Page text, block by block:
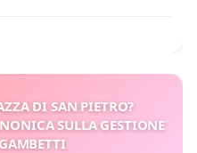
DI SAN PIETRO?
SULLA GESTIONE